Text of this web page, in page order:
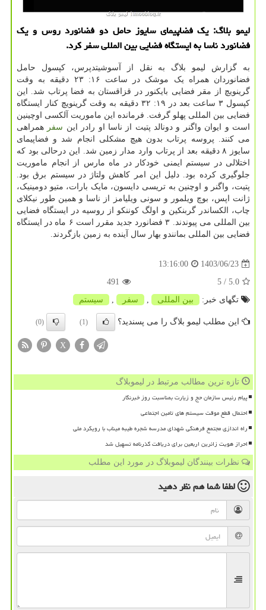
لیمو بلاگ: یک فضاپیمای سایوز حامل دو فضانورد روس و یک
فضانورد ناسا به ایستگاه فضایی بین المللی سفر کرد.
به گزارش لیمو بلاگ به نقل از آسوشیتدپرس، کپسول حامل
فضانوردان همراه یک موشک در ساعت ۱۶: ۲۳ دقیقه به وقت
گرینویچ از مقر فضایی بایکنور در قزاقستان به فضا پرتاب شد. این
کپسول ۳ ساعت بعد در ۱۹: ۳۲ دقیقه به وقت گرینویچ کنار ایستگاه
فضایی بین المللی پهلو گرفت. فرمانده این ماموریت آلکسی اوچینین
است و ایوان واگنر و دونالد پتیت از ناسا او رادر این سفر همراهی
می کنند. پروسه پرتاب بدون هیچ مشکلی انجام شد و فضاپیمای
سایوز ۸ دقیقه بعد از پرتاب وارد مدار زمین شد. این درحالی بود که
اختلالی در سیستم ایمنی خودکار در ماه مارس از انجام ماموریت
جلوگیری کرده بود. دلیل این امر کاهش ولتاژ در سیستم برق بود.
پتیت، واگنر و اوچنین به تریسی دایسون، مایک بارات، متیو دومینیک،
ژانت اپس، بوچ ویلمور و سونی ویلیامز از ناسا و همین طور نیکلای
چاب، الکساندر گربنکین و اولگ کوننکو از روسیه در ایستگاه فضایی
بین المللی می پیوندند. ۳ فضانورد جدید مقرر است ۶ ماه در ایستگاه
فضایی بین المللی بمانندو بهار سال آینده به زمین بازگردند.
1403/06/23
13:16:00
5.0
/ 5
491
تگهای خبر:
بین المللی , سفر , سیستم
این مطلب لیمو بلاگ را می پسندید؟ (1)
(0)
X
تازه ترین مطالب مرتبط در لیموبلاگ
پیام رئیس سازمان حج و زیارت بمناسبت روز خبرنگار
احتمال قطع موقت سیستم های تامین اجتماعی
راه اندازی مجتمع فرهنگی شهدای مدرسه شجره طیبه میناب با رویکرد ملی
احراز هویت زائرین اربعین برای دریافت گذرنامه تسهیل شد
نظرات بینندگان لیموبلاگ در مورد این مطلب
لطفا شما همنظر دهید